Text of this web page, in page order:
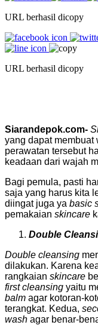
URL berhasil dicopy
URL berhasil dicopy
Siarandepok.com-
yang dapat membuat
perawatan tersebut
keadaan dari wajah
Bagi pemula, pasti
saja yang harus kita
diingat juga ya basic
pemakaian skincare
Double
Double cleansing
dilakukan. Karena
rangkaian skincare
first cleansing yaitu
balm agar kotoran-
terangkat. Kedua,
wash agar benar-